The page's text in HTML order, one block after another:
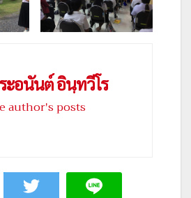
ะอนันต์ อินฺทวีโร
author's posts